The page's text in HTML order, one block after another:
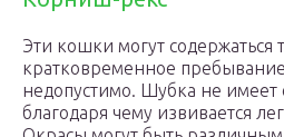
Эти кошки могут содержаться
кратковременное
недопустимо. Шубка не имеет
благодаря чему извивается